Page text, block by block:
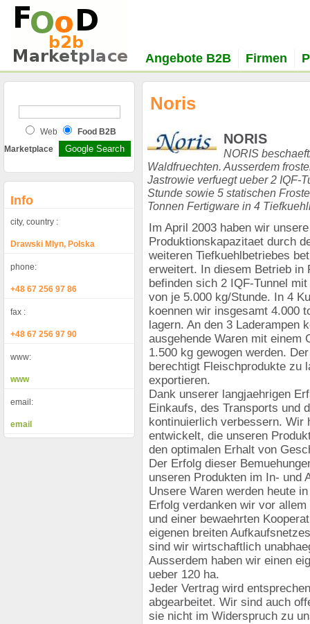
Angebote B2B Firmen
Web
Food B2B
Marketplace
Info
city, country :
Drawski Mlyn, Polska
phone:
+48 67 256 97 86
fax :
+48 67 256 97 90
www:
www
email:
email
Noris
NORIS
NORIS
Waldfruechten. Ausserdem
Jastrowie verfuegt ueber 2 IQF-
Stunde sowie 5 statischen
Tonnen Fertigware in 4
Im April 2003 haben wir unsere
Produktionskapazitaet durch
weiteren Tiefkuehlbetriebes
erweitert. In diesem Betrieb in
befinden sich 2 IQF-Tunnel
von je 5.000 kg/Stunde. In 4
koennen wir insgesamt 4.000
lagern. An den 3 Laderampen
ausgehende Waren mit einem
1.500 kg gewogen werden.
berechtigt Fleischprodukte zu
exportieren.
Dank unserer langjaehrigen
Einkaufs, des Transports und
kontinuierlich verbessern. Wir
entwickelt, die unseren
den optimalen Erhalt von
Der Erfolg dieser
unseren Produkten im In- und
Unsere Waren werden heute
Erfolg verdanken wir vor
und einer bewaehrten
eigenen breiten
sind wir wirtschaftlich
Ausserdem haben wir einen
ueber 120 ha.
Jeder Vertrag wird
abgearbeitet. Wir sind auch
sie nicht im Widerspruch zu